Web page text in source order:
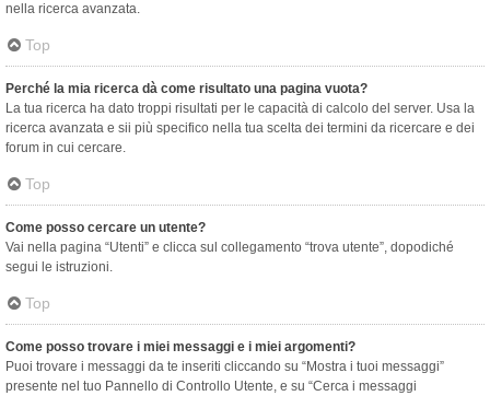
nella ricerca avanzata.
Top
Perché la mia ricerca dà come risultato una pagina vuota?
La tua ricerca ha dato troppi risultati per le capacità di calcolo del server. Usa la
ricerca avanzata e sii più specifico nella tua scelta dei termini da ricercare e dei
forum in cui cercare.
Top
Come posso cercare un utente?
Vai nella pagina “Utenti” e clicca sul collegamento “trova utente”, dopodiché
segui le istruzioni.
Top
Come posso trovare i miei messaggi e i miei argomenti?
Puoi trovare i messaggi da te inseriti cliccando su “Mostra i tuoi messaggi”
presente nel tuo Pannello di Controllo Utente, e su “Cerca i messaggi